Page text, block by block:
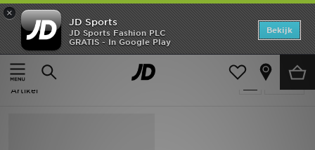
×
JD Sports
JD Sports Fashion PLC
GRATIS - In Google Play
Bekijk
Thuis
Dames
Dames - On Running Cloud 6
Artikel
Home
Offers
New In